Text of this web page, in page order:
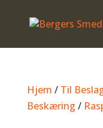
Hjem / Til
Beskæring /